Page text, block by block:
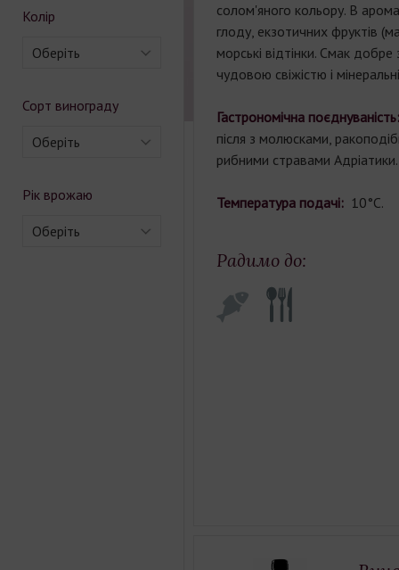
Колір
Оберіть
Сорт винограду
Оберіть
Рік врожаю
Оберіть
солом'яного кольору. В
глоду, екзотичних фруктів
морські відтінки. Смак
чудовою свіжістю і
Гастрономічна
після з молюсками,
рибними стравами
Температура подачі: 10°С.
Радимо до: